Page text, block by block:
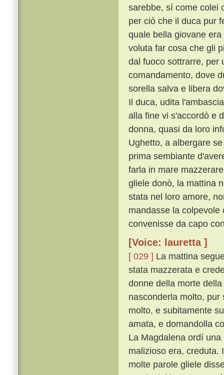
sarebbe, sí come colei
per ciò che il duca pur
quale bella giovane
voluta far cosa che gli
dal fuoco sottrarre, per
comandamento, dove
sorella salva e libera
Il duca, udita
alla fine vi s'accordò e
donna, quasi da loro
Ughetto, a albergare
prima sembiante
farla in mare
gliele donò, la mattina
stata nel loro amore,
mandasse la
convenisse da capo
[Voice: lauretta ]
[ 029 ] La mattina
stata mazzerata e
donne della morte
nasconderla molto,
molto, e subitamente
amata, e domandolla
La Magdalena ordí
malizioso era, creduta.
molte parole gliele